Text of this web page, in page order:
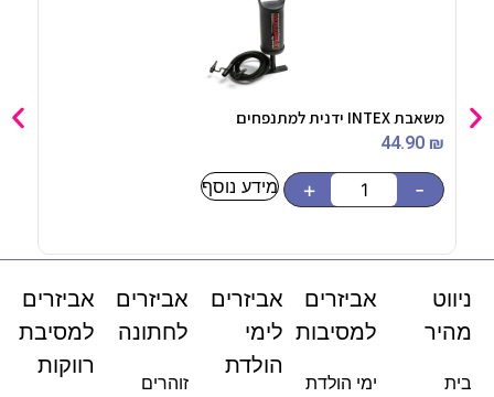
משאבת INTEX ידנית למתנפחים
44.90 ₪
-
+ מידע נוסף
ניווט
מהיר
בית
אביזרים
למסיבות
ימי הולדת
אביזרים
לימי
הולדת
אביזרים
לחתונה
זוהרים
אביזרים
למסיבת
רווקות